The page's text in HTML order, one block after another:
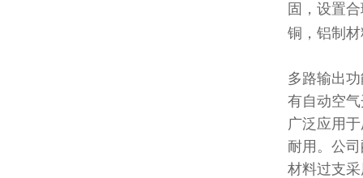
固，设置
铜，铝制
多路输出
有自动空
广泛应用
耐用。公
材料过支